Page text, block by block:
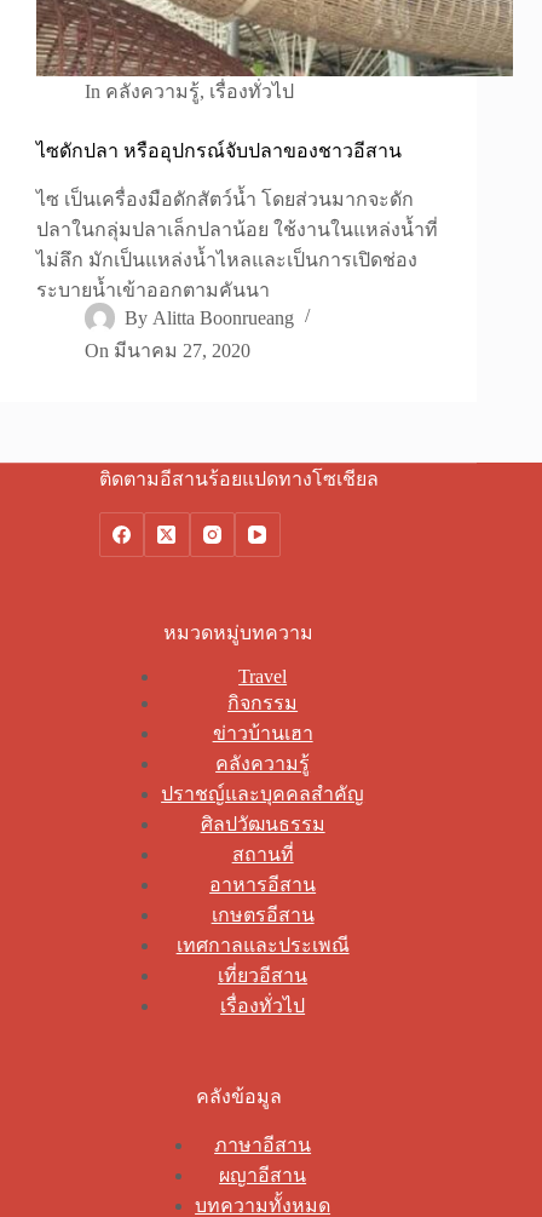
In คลังความรู้, เรื่องทั่วไป
ไซดักปลา หรืออุปกรณ์จับปลาของชาวอีสาน
ไซ เป็นเครื่องมือดักสัตว์น้ำ โดยส่วนมากจะดัก
ปลาในกลุ่มปลาเล็กปลาน้อย ใช้งานในแหล่งน้ำที่
ไม่ลึก มักเป็นแหล่งน้ำไหลและเป็นการเปิดช่อง
ระบายน้ำเข้าออกตามคันนา
By Alitta Boonrueang
On มีนาคม 27, 2020
ติดตามอีสานร้อยแปดทางโซเชียล
หมวดหมู่บทความ
Travel
กิจกรรม
ข่าวบ้านเฮา
คลังความรู้
ปราชญ์และบุคคลสำคัญ
ศิลปวัฒนธรรม
สถานที่
อาหารอีสาน
เกษตรอีสาน
เทศกาลและประเพณี
เที่ยวอีสาน
เรื่องทั่วไป
คลังข้อมูล
ภาษาอีสาน
ผญาอีสาน
บทความทั้งหมด